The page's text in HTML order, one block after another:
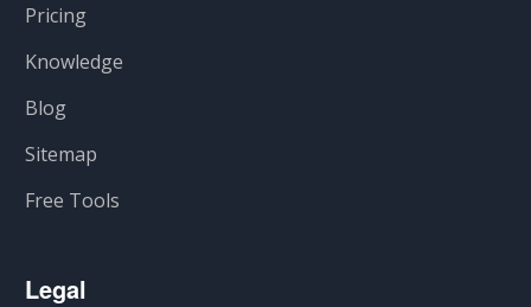
Pricing
Knowledge
Blog
Sitemap
Free Tools
Legal